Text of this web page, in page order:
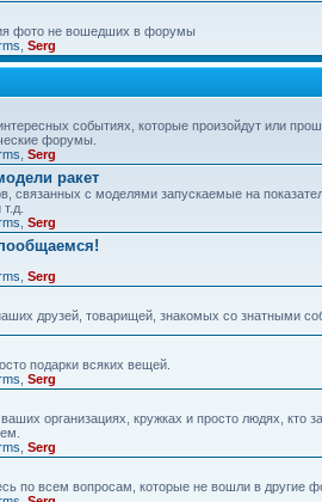
фото не вошедших в форумы
Serg
событиях, которые произойдут или
форумы.
Serg
ракет
связанных с моделями запускаемые на
Serg
Serg
друзей, товарищей, знакомых со знатными
подарки всяких вещей.
Serg
организациях, кружках и просто людях, кто
Serg
по всем вопросам, которые не вошли в другие